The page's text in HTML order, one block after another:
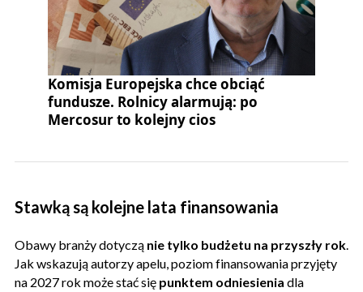
Komisja Europejska chce obciąć
fundusze. Rolnicy alarmują: po
Mercosur to kolejny cios
Stawką są kolejne lata finansowania
Obawy branży dotyczą nie tylko budżetu na przyszły rok.
Jak wskazują autorzy apelu, poziom finansowania przyjęty
na 2027 rok może stać się punktem odniesienia dla